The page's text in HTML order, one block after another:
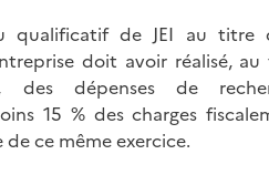
qualificatif de JEI au titre
doit avoir réalisé,
des dépenses de
15 % des charges
ce même exercice.